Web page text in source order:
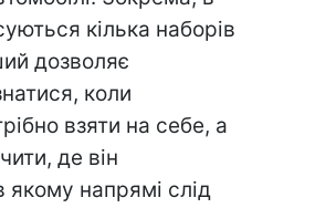
кілька наборів
дозволяє
коли
взяти на себе, а
де він
якому напрямі слід